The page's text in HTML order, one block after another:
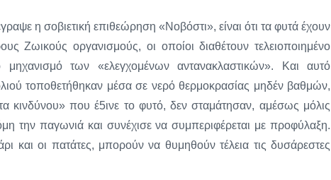
η σοβιετική επιθεώρηση «Νοβόστι», είναι ότι τα φυτά έχουν
Ζωικούς οργανισμούς, οι οποίοι διαθέτουν τελειοποιημένο
των «ελεγχομένων αντανακλαστικών». Και αυτό
τοποθετήθηκαν μέσα σε νερό θερμοκρασίας μηδέν βαθμών,
κινδύνου» που έ5ινε το φυτό, δεν σταμάτησαν, αμέσως μόλις
την παγωνιά και συνέχισε να συμπεριφέρεται με προφύλαξη.
και οι πατάτες, μπορούν να θυμηθούν τέλεια τις δυσάρεστες